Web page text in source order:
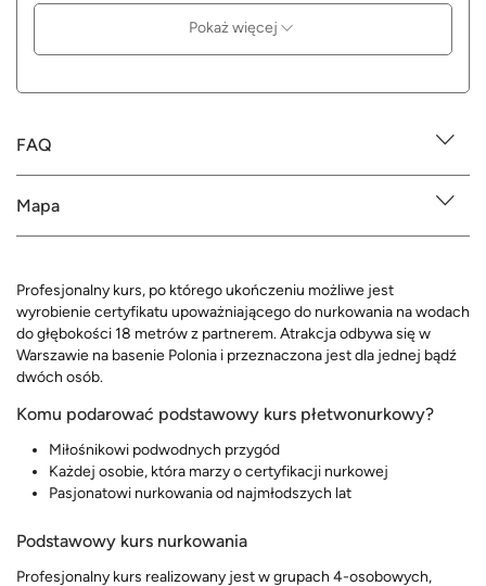
Pokaż więcej
FAQ
Mapa
Profesjonalny kurs, po którego ukończeniu możliwe jest
wyrobienie certyfikatu upoważniającego do nurkowania na wodach
do głębokości 18 metrów z partnerem. Atrakcja odbywa się w
Warszawie na basenie Polonia i przeznaczona jest dla jednej bądź
dwóch osób.
Komu podarować podstawowy kurs płetwonurkowy?
Miłośnikowi podwodnych przygód
Każdej osobie, która marzy o certyfikacji nurkowej
Pasjonatowi nurkowania od najmłodszych lat
Podstawowy kurs nurkowania
Profesjonalny kurs realizowany jest w grupach 4-osobowych,